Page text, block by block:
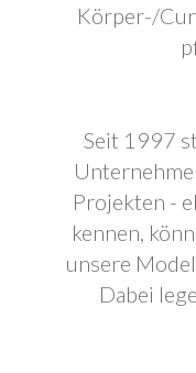
Körper-/
Seit 1997
Projekten -
kennen,
unsere
Dabei